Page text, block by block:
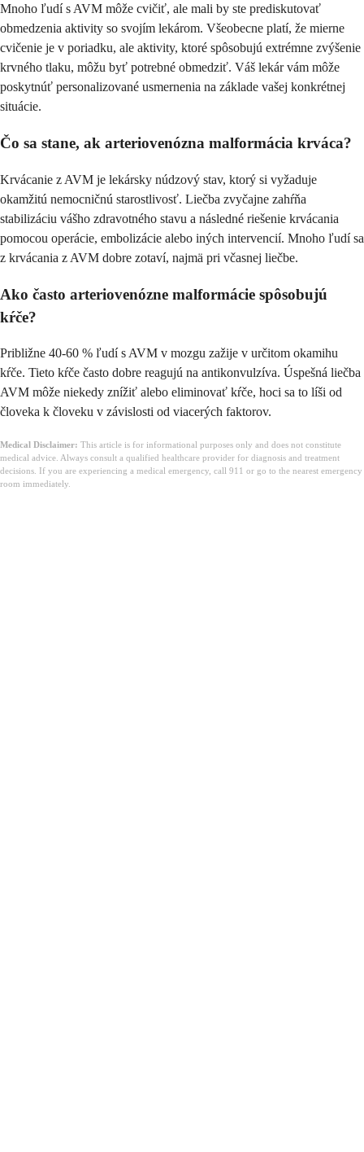
Mnoho ľudí s AVM môže cvičiť, ale mali by ste prediskutovať
obmedzenia aktivity so svojím lekárom. Všeobecne platí, že mierne
cvičenie je v poriadku, ale aktivity, ktoré spôsobujú extrémne zvýšenie
krvného tlaku, môžu byť potrebné obmedziť. Váš lekár vám môže
poskytnúť personalizované usmernenia na základe vašej konkrétnej
situácie.
Čo sa stane, ak arteriovenózna malformácia krváca?
Krvácanie z AVM je lekársky núdzový stav, ktorý si vyžaduje
okamžitú nemocničnú starostlivosť. Liečba zvyčajne zahŕňa
stabilizáciu vášho zdravotného stavu a následné riešenie krvácania
pomocou operácie, embolizácie alebo iných intervencií. Mnoho ľudí sa
z krvácania z AVM dobre zotaví, najmä pri včasnej liečbe.
Ako často arteriovenózne malformácie spôsobujú
kŕče?
Približne 40-60 % ľudí s AVM v mozgu zažije v určitom okamihu
kŕče. Tieto kŕče často dobre reagujú na antikonvulzíva. Úspešná liečba
AVM môže niekedy znížiť alebo eliminovať kŕče, hoci sa to líši od
človeka k človeku v závislosti od viacerých faktorov.
Medical Disclaimer: This article is for informational purposes only and does not constitute
medical advice. Always consult a qualified healthcare provider for diagnosis and treatment
decisions. If you are experiencing a medical emergency, call 911 or go to the nearest emergency
room immediately.